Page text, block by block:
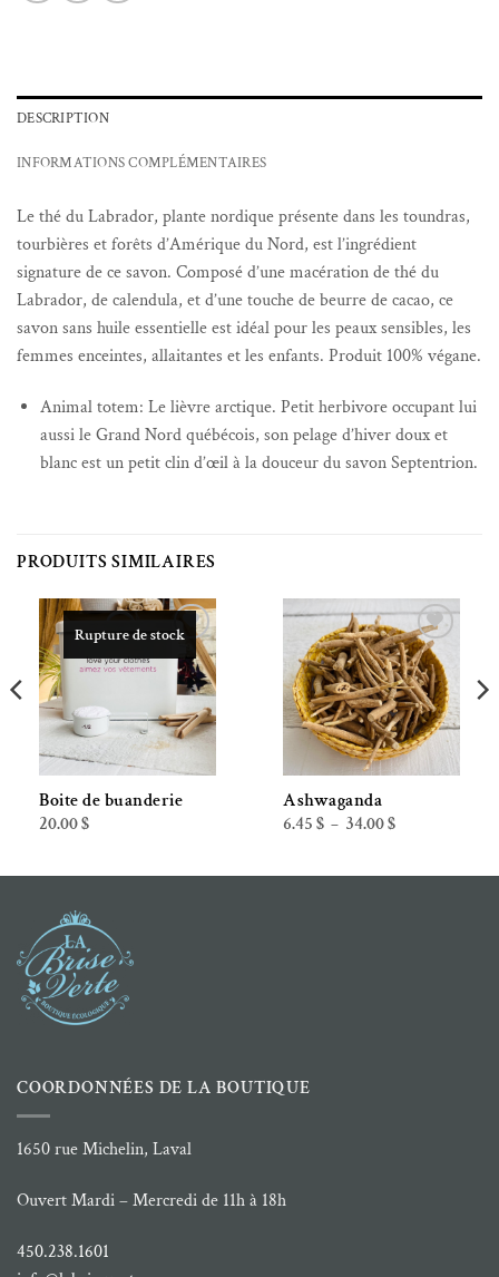
DESCRIPTION
INFORMATIONS COMPLÉMENTAIRES
Le thé du Labrador, plante nordique présente dans les toundras,
tourbières et forêts d’Amérique du Nord, est l’ingrédient
signature de ce savon. Composé d’une macération de thé du
Labrador, de calendula, et d’une touche de beurre de cacao, ce
savon sans huile essentielle est idéal pour les peaux sensibles, les
femmes enceintes, allaitantes et les enfants. Produit 100% végane.
Animal totem: Le lièvre arctique. Petit herbivore occupant lui
aussi le Grand Nord québécois, son pelage d’hiver doux et
blanc est un petit clin d’œil à la douceur du savon Septentrion.
PRODUITS SIMILAIRES
Ajouter à la liste de souhaits
Rupture de stock
Boite de buanderie
20.00$
Ajouter à la liste de souhaits
Ashwaganda
6.45 $ – 34.00$Plage
à
COORDONNÉES DE LA BOUTIQUE
1650 rue Michelin, Laval
Ouvert Mardi – Mercredi de 11h à 18h
450.238.1601